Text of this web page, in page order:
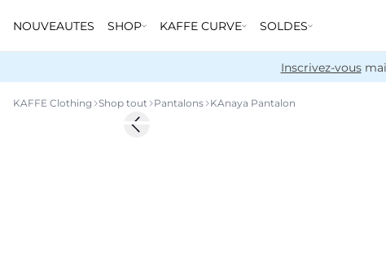
NOUVEAUTES SHOP KAFFE CURVE SOLDES
Inscrivez-vous
KAFFE Clothing Shop tout Pantalons KAnaya Pantalon
-50%Previous slide